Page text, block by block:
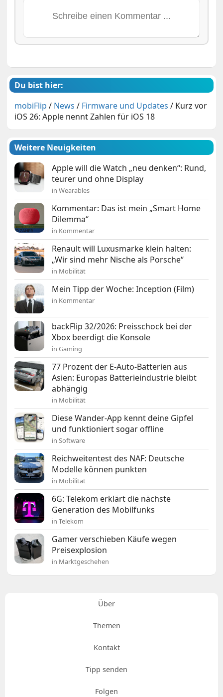
Du bist hier:
mobiFlip / News / Firmware und Updates / Kurz vor
iOS 26: Apple nennt Zahlen für iOS 18
Weitere Neuigkeiten
Apple will die Watch „neu denken“: Rund,
teurer und ohne Display
in Wearables
Kommentar: Das ist mein „Smart Home
Dilemma“
in Kommentar
Renault will Luxusmarke klein halten:
„Wir sind mehr Nische als Porsche“
in Mobilität
Mein Tipp der Woche: Inception (Film)
in Kommentar
backFlip 32/2026: Preisschock bei der
Xbox beerdigt die Konsole
in Gaming
77 Prozent der E-Auto-Batterien aus
Asien: Europas Batterieindustrie bleibt
abhängig
in Mobilität
Diese Wander-App kennt deine Gipfel
und funktioniert sogar offline
in Software
Reichweitentest des NAF: Deutsche
Modelle können punkten
in Mobilität
6G: Telekom erklärt die nächste
Generation des Mobilfunks
in Telekom
Gamer verschieben Käufe wegen
Preisexplosion
in Marktgeschehen
Über
Themen
Kontakt
Tipp senden
Folgen